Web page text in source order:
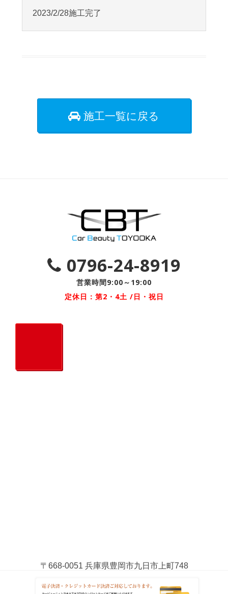
2023/2/28施工完了
施工一覧に戻る
0796-24-8919
営業時間9:00～19:00
定休日：第2・4土 /日・祝日
〒668-0051 兵庫県豊岡市九日市上町748